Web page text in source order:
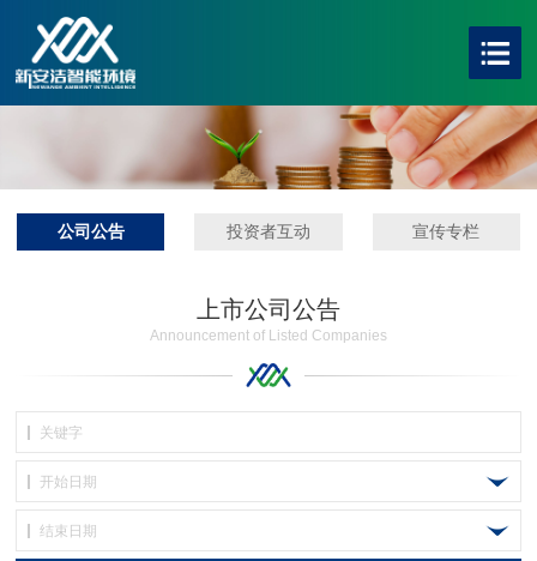
公司公告 投资者互动 宣传专栏
上市公司公告
Announcement of Listed Companies